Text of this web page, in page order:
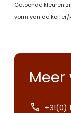
Getoonde kleuren
vorm van de
Meer
+31(0)